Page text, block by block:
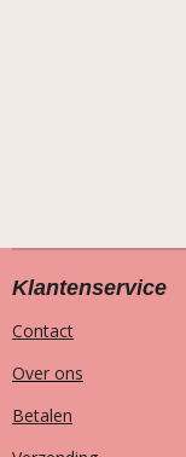
Klantenservice
Contact
Over ons
Betalen